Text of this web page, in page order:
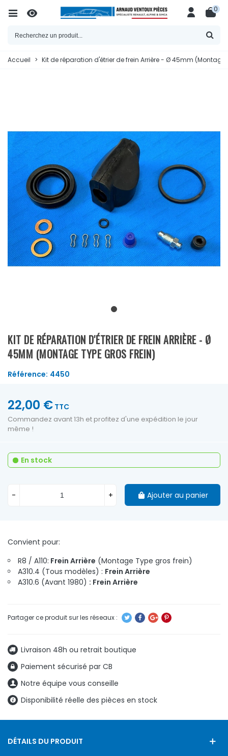
0
Accueil > Kit de réparation d'étrier de frein Arrière - Ø 45mm (Montage
KIT DE RÉPARATION D'ÉTRIER DE FREIN ARRIÈRE - Ø
45MM (MONTAGE TYPE GROS FREIN)
Référence: 4450
Convient pour:
R8 / A110: Frein Arrière (Montage Type gros frein)
A310.4 (Tous modèles) : Frein Arrière
A310.6 (Avant 1980) : Frein Arrière
Livraison 48h ou retrait boutique
Paiement sécurisé par CB
Notre équipe vous conseille
Disponibilité réelle des pièces en stock
22,00 € TTC
Commandez avant 13h et profitez d'une expédition le jour
même !
En stock
- + Ajouter au panier
DÉTAILS DU PRODUIT